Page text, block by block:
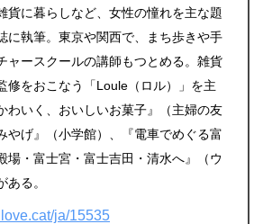
貨に暮らしなど、女性の憧れを主な題
に執筆。東京や関西で、まち歩きや手
ャースクールの講師もつとめる。雑貨
修をおこなう「Loule（ロル）」を主
わいく、おいしいお菓子』（主婦の友
やげ』（小学館）、『電車でめぐる富
場・富士宮・富士吉田・清水へ』（ウ
ある。
ja/15535